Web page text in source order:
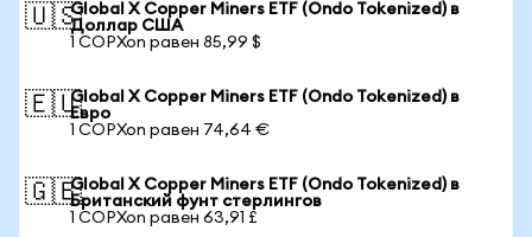
🇺🇸Global X Copper Miners ETF (Ondo Tokenized) в
Доллар США
1 COPXon равен 85,99 $
🇪🇺Global X Copper Miners ETF (Ondo Tokenized) в
Евро
1 COPXon равен 74,64 €
🇬🇧Global X Copper Miners ETF (Ondo Tokenized) в
Британский фунт стерлингов
1 COPXon равен 63,91 £